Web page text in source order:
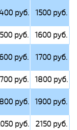
руб. 1500 руб.
руб.
1600 руб.
руб. 1700 руб.
руб.
1800 руб.
руб. 1900 руб.
руб.
2150 руб.